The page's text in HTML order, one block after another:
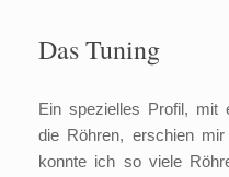
Das Tuning
Ein spezielles Profil, mit
die Röhren, erschien
konnte ich so viele